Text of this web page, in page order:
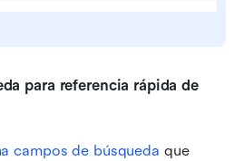
para referencia rápida de
campos de búsqueda que